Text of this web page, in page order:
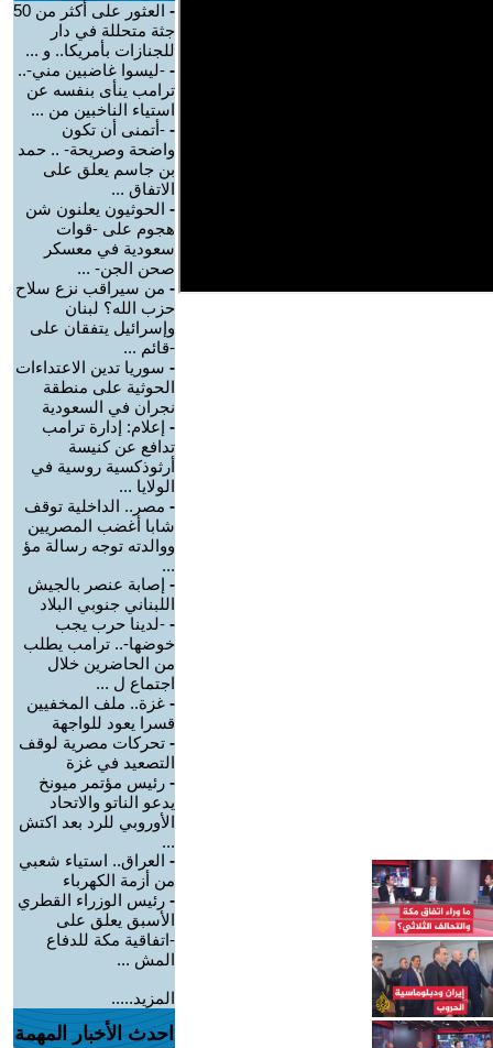
-
العثور على أكثر من 50
جثة متحللة في دار
للجنازات بأمريكا.. و ...
- -ليسوا غاضبين مني-..
ترامب ينأى بنفسه عن
استياء الناخبين من ...
- -أتمنى أن تكون
واضحة وصريحة- .. حمد
بن جاسم يعلق على
الاتفاق ...
- الحوثيون يعلنون شن
هجوم على -قوات
سعودية في معسكر
صحن الجن- ...
- من سيراقب نزع سلاح
حزب الله؟ لبنان
وإسرائيل يتفقان على
-قائم ...
- سوريا تدين الاعتداءات
الحوثية على منطقة
نجران في السعودية
- إعلام: إدارة ترامب
تدافع عن كنيسة
أرثوذكسية روسية في
الولايا ...
- مصر.. الداخلية توقف
شابا أغضب المصريين
ووالدته توجه رسالة مؤ
...
- إصابة عنصر بالجيش
اللبناني جنوبي البلاد
- -لدينا حرب يجب
خوضها-.. ترامب يطلب
من الحاضرين خلال
اجتماع ل ...
- غزة.. ملف المخفيين
قسرا يعود للواجهة
- تحركات مصرية لوقف
التصعيد في غزة
- رئيس مؤتمر ميونخ
يدعو الناتو والاتحاد
الأوروبي للرد بعد اكتش
...
- العراق.. استياء شعبي
من أزمة الكهرباء
- رئيس الوزراء القطري
الأسبق يعلق على
-اتفاقية مكة للدفاع
المش ...
المزيد.....
احدث الأخبار المهمة